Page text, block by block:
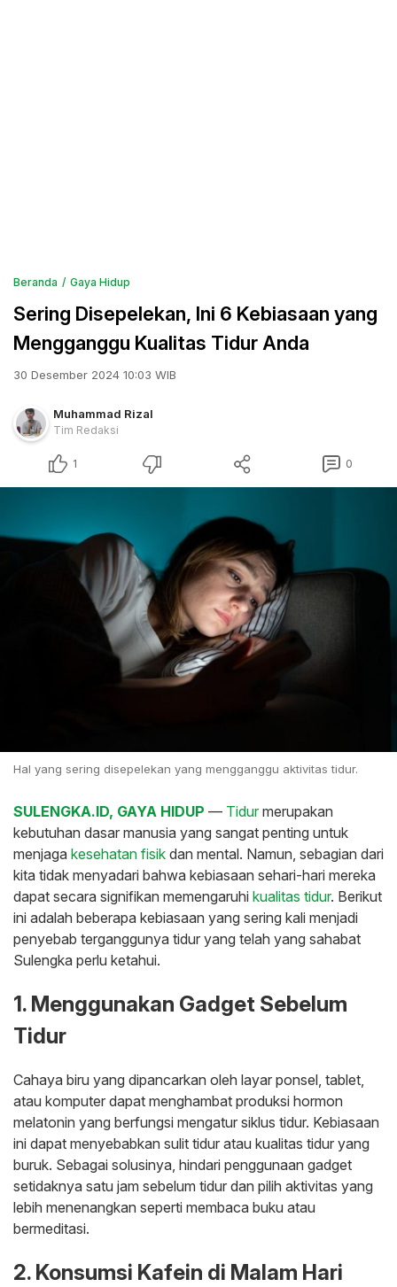
Beranda Gaya Hidup
Sering Disepelekan, Ini 6 Kebiasaan yang
Mengganggu Kualitas Tidur Anda
30 Desember 2024 10:03 WIB
Muhammad Rizal
Tim Redaksi
1 0
Hal yang sering disepelekan yang mengganggu aktivitas tidur.
SULENGKA.ID, GAYA HIDUP — Tidurmerupakan
kebutuhan dasar manusia yang sangat penting untuk
menjaga kesehatan fisik dan mental. Namun, sebagian dari
kita tidak menyadari bahwa kebiasaan sehari-hari mereka
dapat secara signifikan memengaruhi kualitas tidur. Berikut
ini adalah beberapa kebiasaan yang sering kali menjadi
penyebab terganggunya tidur yang telah yang sahabat
Sulengka perlu ketahui.
1. Menggunakan Gadget Sebelum
Tidur
Cahaya biru yang dipancarkan oleh layar ponsel, tablet,
atau komputer dapat menghambat produksi hormon
melatonin yang berfungsi mengatur siklus tidur. Kebiasaan
ini dapat menyebabkan sulit tidur atau kualitas tidur yang
buruk. Sebagai solusinya, hindari penggunaan gadget
setidaknya satu jam sebelum tidur dan pilih aktivitas yang
lebih menenangkan seperti membaca buku atau
bermeditasi.
2. Konsumsi Kafein di Malam Hari